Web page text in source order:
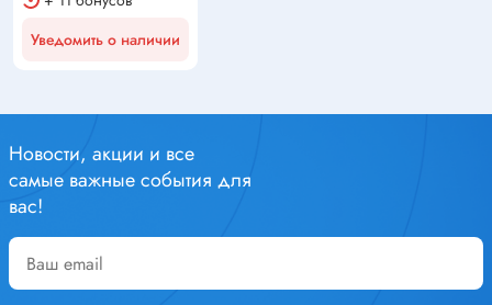
Уведомить о наличии
Новости, акции и все
самые важные события для
вас!